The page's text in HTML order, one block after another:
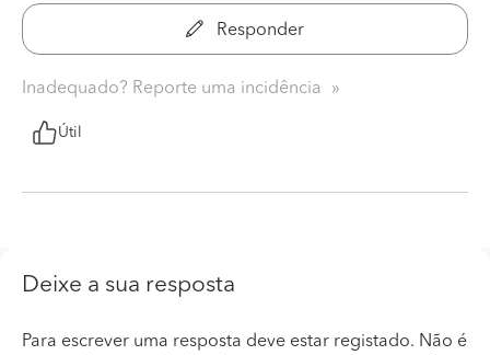
Responder
Inadequado? Reporte uma incidência
Útil
Deixe a sua resposta
Para escrever uma resposta deve estar registado. Não é